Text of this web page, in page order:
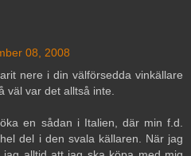
08, 2008
nere i din välförsedda vinkällare
väl var det alltså inte.
en sådan i Italien, där min f.d.
del i den svala källaren. När jag